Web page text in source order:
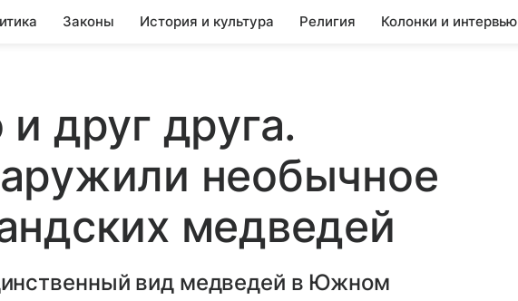
Законы История и культура Религия Колонки и интервью
друг друга.
необычное
медведей
вид медведей в Южном